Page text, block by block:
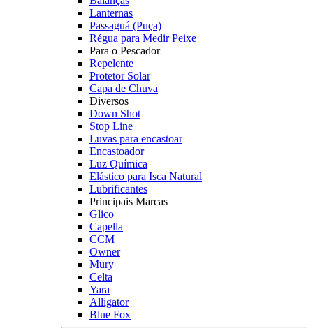
Lanternas
Passaguá (Puça)
Régua para Medir Peixe
Para o Pescador
Repelente
Protetor Solar
Capa de Chuva
Diversos
Down Shot
Stop Line
Luvas para encastoar
Encastoador
Luz Química
Elástico para Isca Natural
Lubrificantes
Principais Marcas
Glico
Capella
CCM
Owner
Mury
Celta
Yara
Alligator
Blue Fox